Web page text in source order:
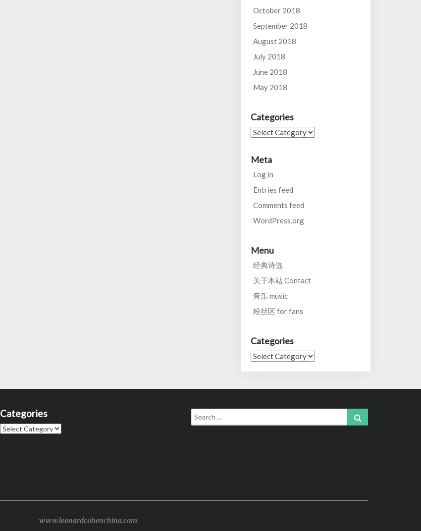
October 2018
September 2018
August 2018
July 2018
June 2018
May 2018
Categories
Categories
Meta
Log in
Entries feed
Comments feed
WordPress.org
Menu
经典诗选
关于本站 Contact
音乐 music
粉丝区 for fans
Categories
Categories
Categories
Categories
Search
for:
www.leonardcohenchina.com